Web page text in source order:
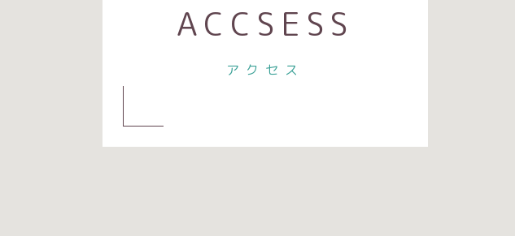
ACCSESS
アクセス